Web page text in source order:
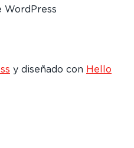
WordPress
y diseñado con Hello